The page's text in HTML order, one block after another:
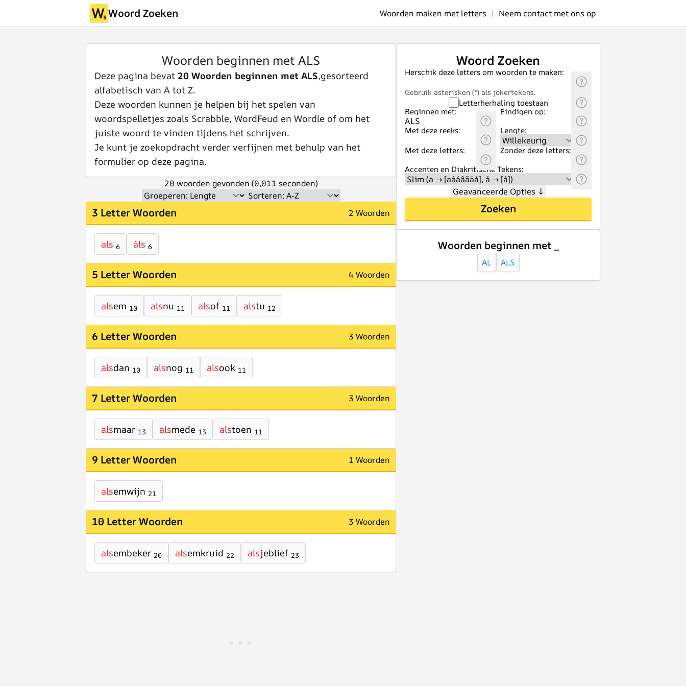
Woord Zoeken Woorden maken met letters | Neem contact met ons op
Woorden beginnen met ALS
Deze pagina bevat 20 Woorden beginnen met ALS,gesorteerd
alfabetisch van A tot Z.
Deze woorden kunnen je helpen bij het spelen van
woordspelletjes zoals Scrabble, WordFeud en Wordle of om het
juiste woord te vinden tijdens het schrijven.
Je kunt je zoekopdracht verder verfijnen met behulp van het
formulier op deze pagina.
20 woorden gevonden (0,011 seconden)
3 Letter Woorden 2 Woorden
als 6 áls 6
5 Letter Woorden 4 Woorden
alsem 10 alsnu 11 alsof 11 alstu 12
6 Letter Woorden 3 Woorden
alsdan 10 alsnog 11 alsook 11
7 Letter Woorden 3 Woorden
alsmaar 13 alsmede 13 alstoen 11
9 Letter Woorden 1 Woorden
alsemwijn 21
10 Letter Woorden 3 Woorden
alsembeker 20 alsemkruid 22 alsjeblief 23
Woord Zoeken
Herschik deze letters om woorden te maken:
Gebruik asterisken (*) als jokertekens.
Letterherhaling toestaan
Beginnen met:
Eindigen op:
Met deze reeks:
Lengte:
Met deze letters:
Zonder deze letters:
Accenten en Diakritische Tekens:
Geavanceerde Opties ↓
Zoeken
Woorden beginnen met _
AL ALS